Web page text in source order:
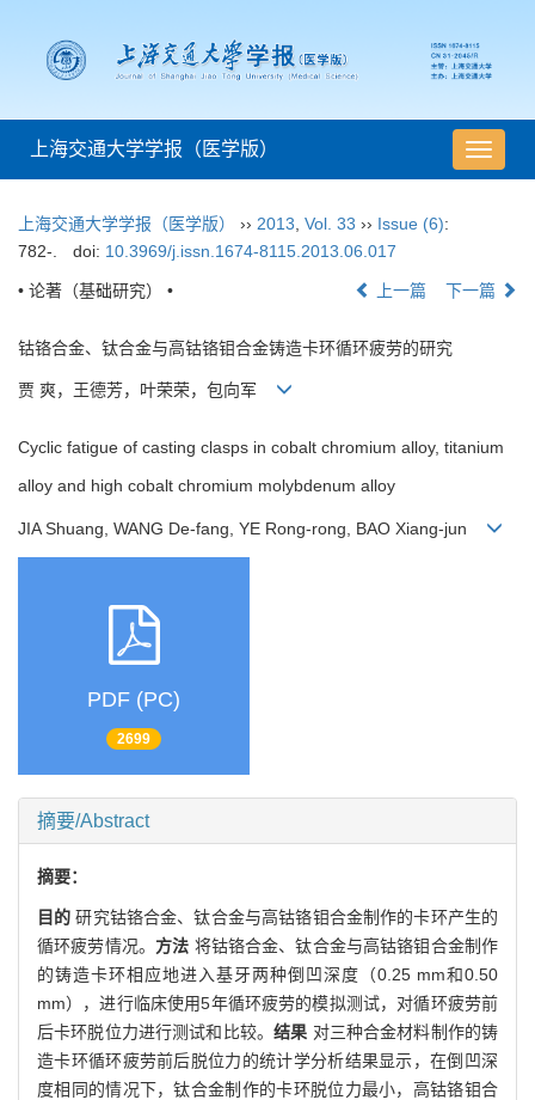
导
航
上海交通大学学报（医学版）
上海交通大学学报（医学版） ›› 2013 Vol. 33 ›› Issue (6):
782-.
doi: 10.3969/j.issn.1674-8115.2013.06.017
• 论著（基础研究） • 上一篇 下一篇
钴铬合金、钛合金与高钴铬钼合金铸造卡环循环疲劳的研究
贾 爽，王德芳，叶荣荣，包向军
Cyclic fatigue of casting clasps in cobalt chromium alloy, titanium
alloy and high cobalt chromium molybdenum alloy
JIA Shuang, WANG De-fang, YE Rong-rong, BAO Xiang-jun
PDF (PC)
2699
摘要/Abstract
摘要：
目的研究钴铬合金、钛合金与高钴铬钼合金制作的卡环产生的
循环疲劳情况。 方法 将钴铬合金、钛合金与高钴铬钼合金制作
的铸造卡环相应地进入基牙两种倒凹深度（0.25 mm和0.50
mm），进行临床使用5年循环疲劳的模拟测试，对循环疲劳前
后卡环脱位力进行测试和比较。结果 对三种合金材料制作的铸
造卡环循环疲劳前后脱位力的统计学分析结果显示，在倒凹深
度相同的情况下，钛合金制作的卡环脱位力最小，高钴铬钼合